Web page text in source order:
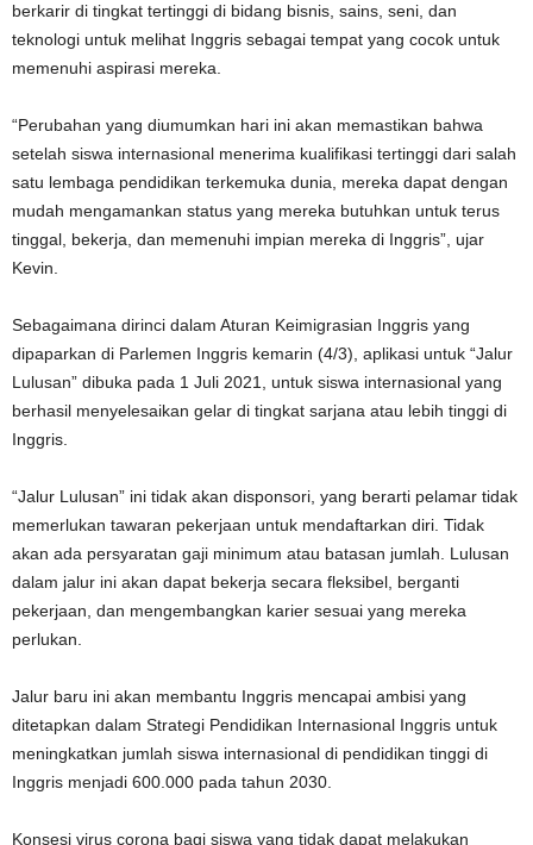
berkarir di tingkat tertinggi di bidang bisnis, sains, seni, dan
teknologi untuk melihat Inggris sebagai tempat yang cocok untuk
memenuhi aspirasi mereka.
“Perubahan yang diumumkan hari ini akan memastikan bahwa
setelah siswa internasional menerima kualifikasi tertinggi dari salah
satu lembaga pendidikan terkemuka dunia, mereka dapat dengan
mudah mengamankan status yang mereka butuhkan untuk terus
tinggal, bekerja, dan memenuhi impian mereka di Inggris”, ujar
Kevin.
Sebagaimana dirinci dalam Aturan Keimigrasian Inggris yang
dipaparkan di Parlemen Inggris kemarin (4/3), aplikasi untuk “Jalur
Lulusan” dibuka pada 1 Juli 2021, untuk siswa internasional yang
berhasil menyelesaikan gelar di tingkat sarjana atau lebih tinggi di
Inggris.
“Jalur Lulusan” ini tidak akan disponsori, yang berarti pelamar tidak
memerlukan tawaran pekerjaan untuk mendaftarkan diri. Tidak
akan ada persyaratan gaji minimum atau batasan jumlah. Lulusan
dalam jalur ini akan dapat bekerja secara fleksibel, berganti
pekerjaan, dan mengembangkan karier sesuai yang mereka
perlukan.
Jalur baru ini akan membantu Inggris mencapai ambisi yang
ditetapkan dalam Strategi Pendidikan Internasional Inggris untuk
meningkatkan jumlah siswa internasional di pendidikan tinggi di
Inggris menjadi 600.000 pada tahun 2030.
Konsesi virus corona bagi siswa yang tidak dapat melakukan